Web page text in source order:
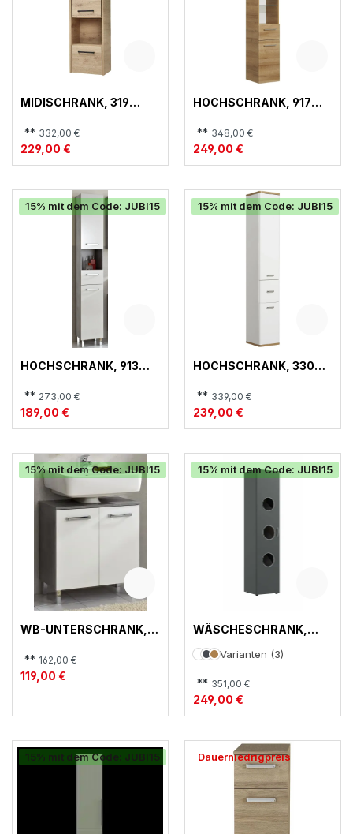
MIDISCHRANK, 319
** 332,00 €
229,00 €
HOCHSCHRANK, 917
** 348,00 €
249,00 €
15% mit dem Code: JUBI15
HOCHSCHRANK, 913
** 273,00 €
189,00 €
15% mit dem Code: JUBI15
HOCHSCHRANK, 330
** 339,00 €
239,00 €
15% mit dem Code: JUBI15
WB-UNTERSCHRANK,
** 162,00 €
119,00 €
15% mit dem Code: JUBI15
WÄSCHESCHRANK,
673 Varianten (3)
** 351,00 €
249,00 €
15% mit dem Code: JUBI15 Dauerniedrigpreis